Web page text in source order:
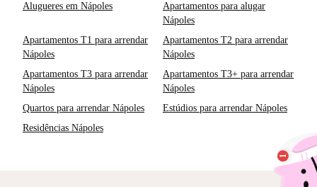
Alugueres em Nápoles
Apartamentos para alugar
Nápoles
Apartamentos T1 para arrendar
Nápoles
Apartamentos T2 para arrendar
Nápoles
Apartamentos T3 para arrendar
Nápoles
Apartamentos T3+ para arrendar
Nápoles
Quartos para arrendar Nápoles
Estúdios para arrendar Nápoles
Residências Nápoles